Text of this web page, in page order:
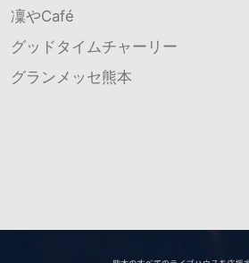
凜やCafé
グッドタイムチャーリー
グランメッセ熊本